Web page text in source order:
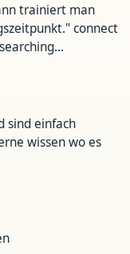
trainiert man
connect
sind einfach
wissen wo es